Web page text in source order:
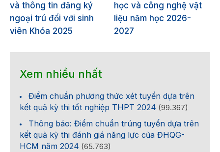
và thông tin đăng ký
ngoại trú đối với sinh
viên Khóa 2025
học và công nghệ vật
liệu năm học 2026-
2027
Xem nhiều nhất
Điểm chuẩn phương thức xét tuyển dựa trên
kết quả kỳ thi tốt nghiệp THPT 2024 (99.367)
Thông báo: Điểm chuẩn trúng tuyển dựa trên
kết quả kỳ thi đánh giá năng lực của ĐHQG-
HCM năm 2024 (65.763)